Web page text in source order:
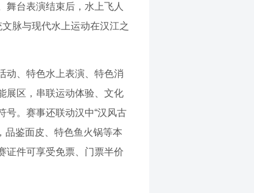
舞台表演结束后，水上飞人
脉与现代水上运动在汉江之
动、特色水上表演、特色消
展区，串联运动体验、文化
号。赛事还联动汉中“汉风古
品鉴面皮、特色鱼火锅等本
证件可享受免票、门票半价